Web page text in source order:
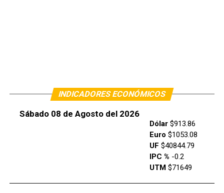
INDICADORES ECONÓMICOS
Sábado 08 de Agosto del 2026
Dólar$913.86
Euro $1053.08
UF $40844.79
IPC % -0.2
UTM$71649